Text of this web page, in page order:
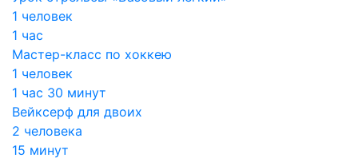
1 человек
1 час
Мастер-класс по хоккею
1 человек
1 час 30 минут
Вейксерф для двоих
2 человека
15 минут